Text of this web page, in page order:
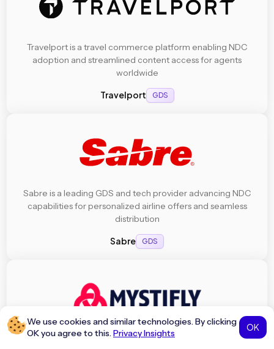
We use cookies and similar technologies. By clicking
OK you agree to this.Privacy Insights
OK
Travelport is a travel commerce platform enabling NDC
adoption and streamlined content access for agents
worldwide
Travelport GDS
Sabre is a leading GDS and tech provider advancing NDC
capabilities for personalized airline offers and seamless
distribution
Sabre GDS
Mystifly offers global airfare content through its Travel